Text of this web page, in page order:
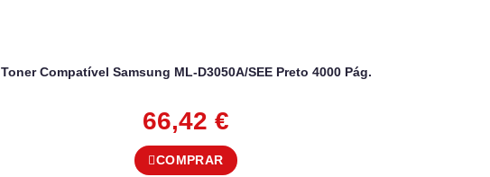
Toner Compatível Samsung ML-D3050A/SEE Preto 4000 Pág.
66,42 €
COMPRAR